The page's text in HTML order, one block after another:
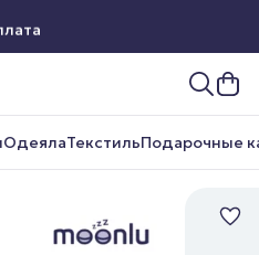
ОдеялаТекстильПодарочные